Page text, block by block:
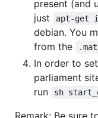
present (and
just
apt-get
debian. You
from the
In order to
parliament
run
sh